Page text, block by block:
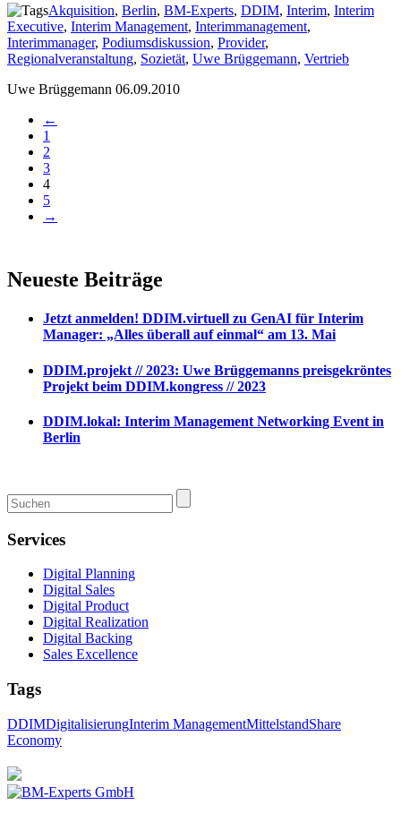
Akquisition, Berlin, BM-Experts, DDIM, Interim, Interim
Executive, Interim Management, Interimmanagement,
Interimmanager, Podiumsdiskussion, Provider,
Regionalveranstaltung, Sozietät, Uwe Brüggemann, Vertrieb
Uwe Brüggemann 06.09.2010
←
1
2
3
4
5
→
Neueste Beiträge
Jetzt anmelden! DDIM.virtuell zu GenAI für Interim
Manager: „Alles überall auf einmal“ am 13. Mai
DDIM.projekt // 2023: Uwe Brüggemanns preisgekröntes
Projekt beim DDIM.kongress // 2023
DDIM.lokal: Interim Management Networking Event in
Berlin
Services
Digital Planning
Digital Sales
Digital Product
Digital Realization
Digital Backing
Sales Excellence
Tags
DDIMDigitalisierungInterim ManagementMittelstandShare
Economy